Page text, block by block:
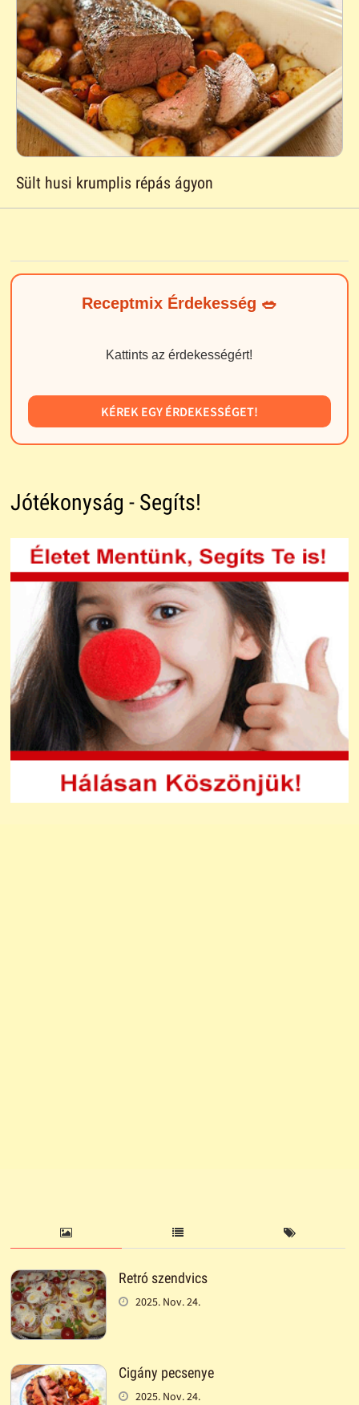
Sült husi krumplis répás ágyon
Receptmix Érdekesség 🥗
Kattints az érdekességért!
KÉREK EGY ÉRDEKESSÉGET!
Jótékonyság - Segíts!
Retró szendvics
2025. Nov. 24.
Cigány pecsenye
2025. Nov. 24.